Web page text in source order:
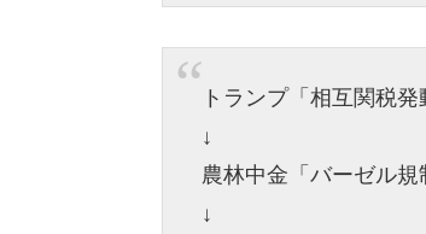
トランプ「相互関税発
↓
農林中金「バーゼル
↓